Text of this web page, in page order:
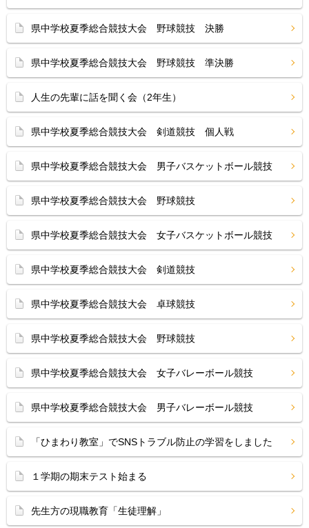
県中学校夏季総合競技大会 野球競技 決勝
県中学校夏季総合競技大会 野球競技 準決勝
人生の先輩に話を聞く会（2年生）
県中学校夏季総合競技大会 剣道競技 個人戦
県中学校夏季総合競技大会 男子バスケットボール競技
県中学校夏季総合競技大会 野球競技
県中学校夏季総合競技大会 女子バスケットボール競技
県中学校夏季総合競技大会 剣道競技
県中学校夏季総合競技大会 卓球競技
県中学校夏季総合競技大会 野球競技
県中学校夏季総合競技大会 女子バレーボール競技
県中学校夏季総合競技大会 男子バレーボール競技
「ひまわり教室」でSNSトラブル防止の学習をしました
１学期の期末テスト始まる
先生方の現職教育「生徒理解」